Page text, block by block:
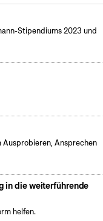
Stipendiums 2023 und
Ausprobieren, Ansprechen
in die weiterführende
helfen.